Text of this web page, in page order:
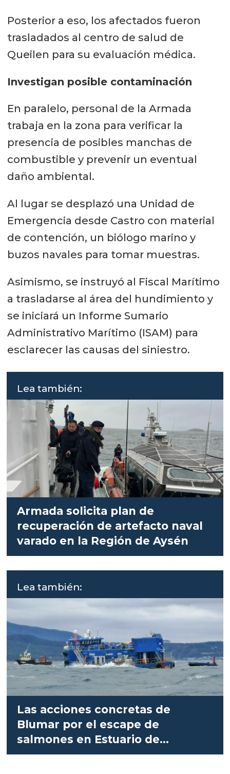
Posterior a eso, los afectados fueron
trasladados al centro de salud de
Queilen para su evaluación médica.
Investigan posible contaminación
En paralelo, personal de la Armada
trabaja en la zona para verificar la
presencia de posibles manchas de
combustible y prevenir un eventual
daño ambiental.
Al lugar se desplazó una Unidad de
Emergencia desde Castro con material
de contención, un biólogo marino y
buzos navales para tomar muestras.
Asimismo, se instruyó al Fiscal Marítimo
a trasladarse al área del hundimiento y
se iniciará un Informe Sumario
Administrativo Marítimo (ISAM) para
esclarecer las causas del siniestro.
Lea también:
Armada solicita plan de
recuperación de artefacto naval
varado en la Región de Aysén
Lea también:
Las acciones concretas de
Blumar por el escape de
salmones en Estuario de
Reloncaví